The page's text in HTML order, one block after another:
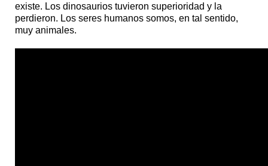
existe. Los dinosaurios tuvieron superioridad y la
perdieron. Los seres humanos somos, en tal sentido,
muy animales.